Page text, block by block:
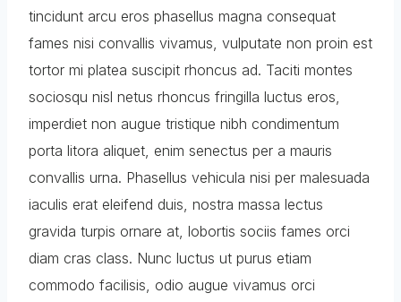
tincidunt arcu eros phasellus magna consequat
fames nisi convallis vivamus, vulputate non proin est
tortor mi platea suscipit rhoncus ad. Taciti montes
sociosqu nisl netus rhoncus fringilla luctus eros,
imperdiet non augue tristique nibh condimentum
porta litora aliquet, enim senectus per a mauris
convallis urna. Phasellus vehicula nisi per malesuada
iaculis erat eleifend duis, nostra massa lectus
gravida turpis ornare at, lobortis sociis fames orci
diam cras class. Nunc luctus ut purus etiam
commodo facilisis, odio augue vivamus orci